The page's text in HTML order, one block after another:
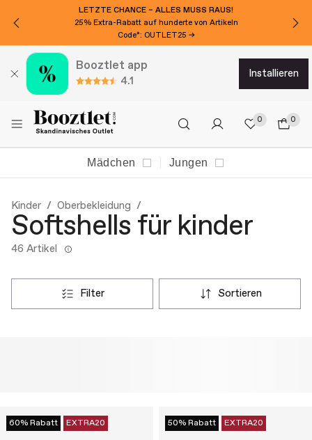
LETZTE CHANCE – ALLES MUSS RAUS!
25% Extra-Rabatt auf hunderte von Artikeln
Code*: OUTLET25 →
Booztlet app
4.1
installieren
0 0
Mädchen Jungen
Kinder Oberbekleidung
Softshells für kinder
46 Artikel
filter sortieren
60% Rabatt EXTRA20 50% Rabatt EXTRA20